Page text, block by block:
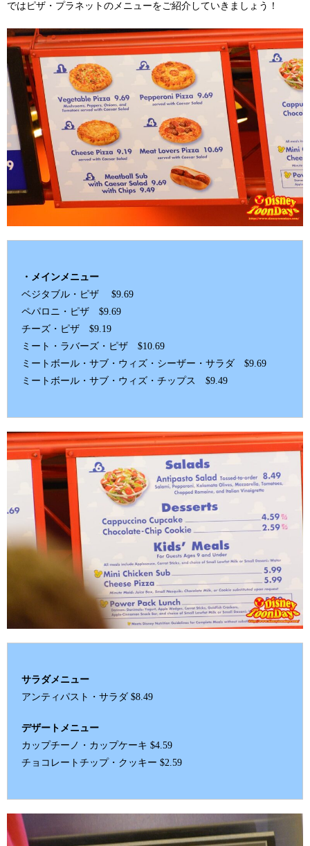
ではピザ・プラネットのメニューをご紹介していきましょう！
・メインメニュー
ベジタブル・ピザ $9.69
ペパロニ・ピザ $9.69
チーズ・ピザ $9.19
ミート・ラバーズ・ピザ $10.69
ミートボール・サブ・ウィズ・シーザー・サラダ $9.69
ミートボール・サブ・ウィズ・チップス $9.49
サラダメニュー
アンティパスト・サラダ $8.49
デザートメニュー
カップチーノ・カップケーキ $4.59
チョコレートチップ・クッキー $2.59